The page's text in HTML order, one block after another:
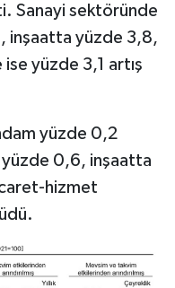
Sanayi sektöründe
inşaatta yüzde 3,8,
yüzde 3,1 artış
yüzde 0,2
0,6, inşaatta
hizmet